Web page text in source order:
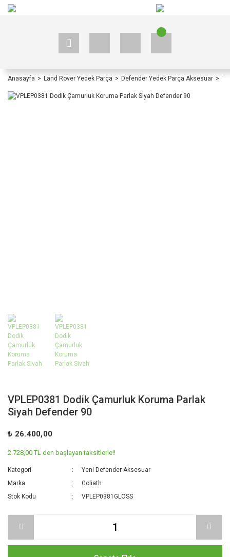
Anasayfa Land Rover Yedek Parça Defender Yedek Parça Aksesuar
VPLEP0381 Dodik Çamurluk Koruma Parlak
Siyah Defender 90
₺ 26.400,00
2.728,00 TL den başlayan taksitlerle!!
Kategori
Yeni Defender Aksesuar
Marka
Goliath
Stok Kodu
VPLEP0381GLOSS